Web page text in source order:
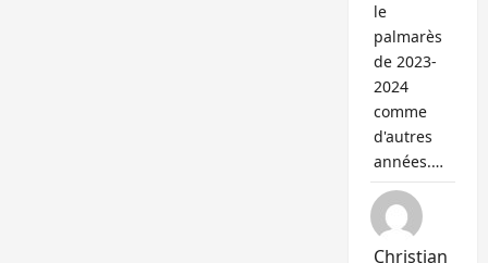
le
palmarès
de 2023-
2024
comme
d'autres
années.…
Christian